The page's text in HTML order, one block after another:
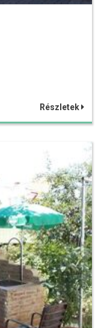
Részletek